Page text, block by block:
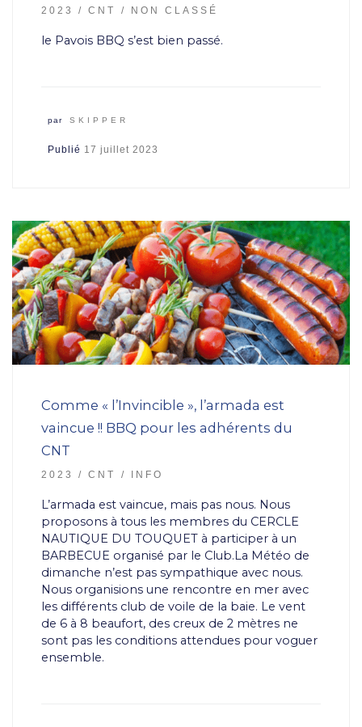
2023 CNT NON CLASSÉ
le Pavois BBQ s’est bien passé.
par SKIPPER
Publié 17 juillet 2023
Comme « l’Invincible », l’armada est
vaincue !! BBQ pour les adhérents du
CNT
2023 CNT INFO
L’armada est vaincue, mais pas nous. Nous
proposons à tous les membres du CERCLE
NAUTIQUE DU TOUQUET à participer à un
BARBECUE organisé par le Club.La Météo de
dimanche n’est pas sympathique avec nous.
Nous organisions une rencontre en mer avec
les différents club de voile de la baie. Le vent
de 6 à 8 beaufort, des creux de 2 mètres ne
sont pas les conditions attendues pour voguer
ensemble.